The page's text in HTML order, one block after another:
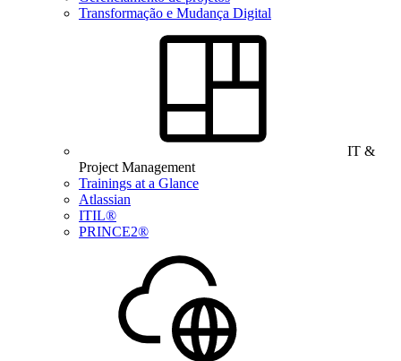
Transformação e Mudança Digital
IT &
Project Management
Trainings at a Glance
Atlassian
ITIL®
PRINCE2®